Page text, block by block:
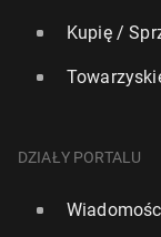
Kupię /
DZIAŁY PORTALU